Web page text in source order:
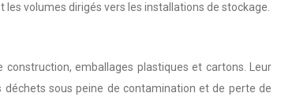
volumes dirigés vers les installations de stockage.
emballages plastiques et cartons. Leur
sous peine de contamination et de perte de